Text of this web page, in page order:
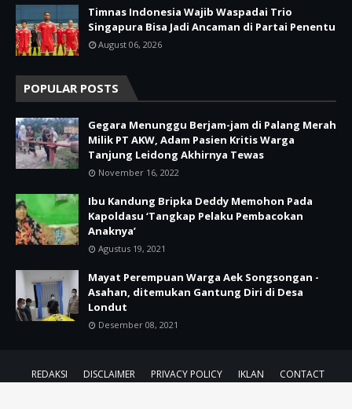
Timnas Indonesia Wajib Waspadai Trio
Singapura Bisa Jadi Ancaman di Partai Penentu
August 06, 2026
POPULAR POSTS
Gegara Menunggu Berjam-jam di Palang Merah
Milik PT AKW, Adam Pasien Kritis Warga
Tanjung Leidong Akhirnya Tewas
November 16, 2022
Ibu Kandung Bripka Deddy Memohon Pada
Kapoldasu ‘Tangkap Pelaku Pembacokan
Anaknya’
Agustus 19, 2021
Mayat Perempuan Warga Aek Songsongan -
Asahan, ditemukan Gantung Diri di Desa
Londut
Desember 08, 2021
REDAKSI DISCLAIMER PRIVACY POLICY IKLAN
CONTACT